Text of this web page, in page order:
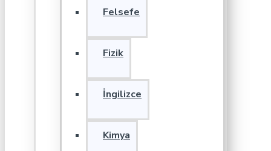
Felsefe
Fizik
İngilizce
Kimya